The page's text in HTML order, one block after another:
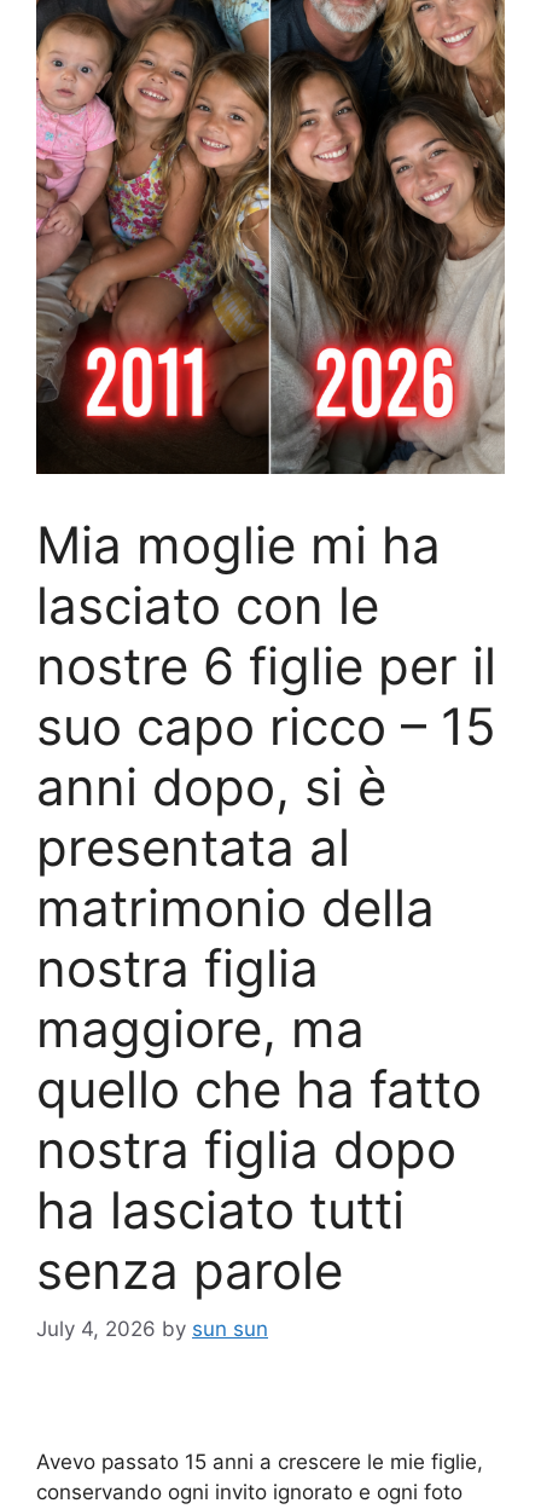
Mia moglie mi ha
lasciato con le
nostre 6 figlie per il
suo capo ricco – 15
anni dopo, si è
presentata al
matrimonio della
nostra figlia
maggiore, ma
quello che ha fatto
nostra figlia dopo
ha lasciato tutti
senza parole
July 4, 2026 by sun sun
Avevo passato 15 anni a crescere le mie figlie,
conservando ogni invito ignorato e ogni foto